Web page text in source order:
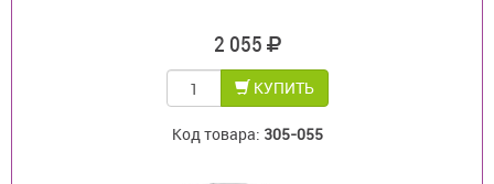
2 055
КУПИТЬ
Код товара: 305-055